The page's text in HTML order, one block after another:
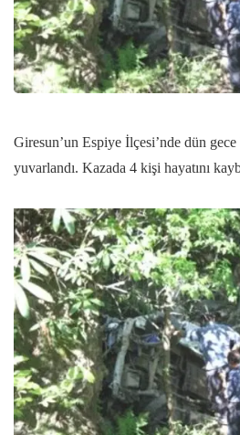
Giresun’un Espiye İlçesi’nde dün
yuvarlandı. Kazada 4 kişi hayatını